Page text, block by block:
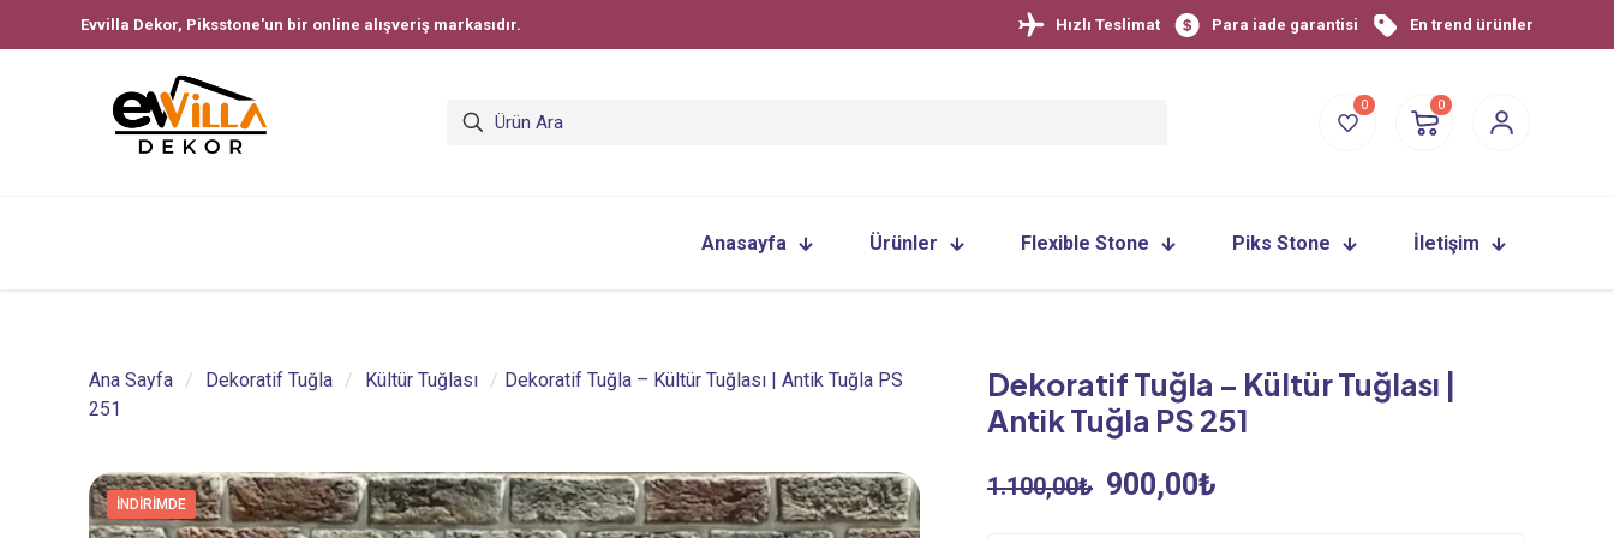
Evvilla Dekor, Piksstone'un bir online alışveriş markasıdır. Hızlı Teslimat Para iade garantisi En trend ürünler
0 0
Anasayfa Ürünler Flexible Stone Piks Stone İletişim
Ana Sayfa / Dekoratif Tuğla / Kültür Tuğlası / Dekoratif Tuğla – Kültür Tuğlası | Antik Tuğla PS
251
İNDIRIMDE
Dekoratif Tuğla – Kültür Tuğlası |
Antik Tuğla PS 251
1.100,00₺ Orijinal
900,00₺